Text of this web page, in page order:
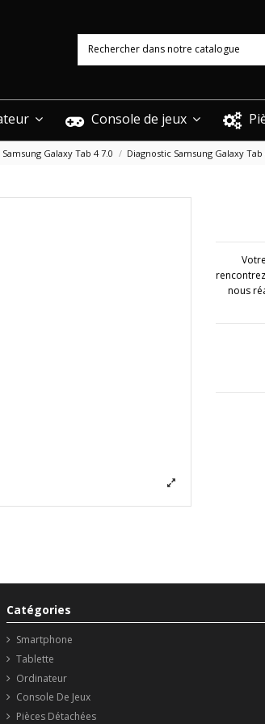
Console de jeux
Samsung Galaxy Tab 4 7.0 Diagnostic Samsung Galaxy Tab
nous
Catégories
Smartphone
Tablette
Ordinateur
Console De Jeux
Pièces Détachées